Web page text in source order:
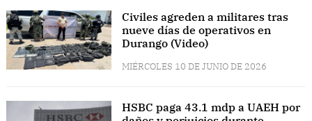
Civiles agreden a militares tras
nueve días de operativos en
Durango (Video)
MIÉRCOLES 10 DE JUNIO DE 2026
HSBC paga 43.1 mdp a UAEH por